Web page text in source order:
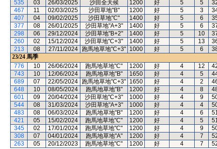
535
03 26/03/2025 沙田全天候 1200 好 5 5
467
11 02/03/2025 沙田草地"B" 1200 好 5 3
407
04 09/02/2025 沙田草地"C" 1400 好 5 6
377
08 26/01/2025 沙田草地"A+3" 1400 好 5 6
298
06 29/12/2024 沙田草地"B+2" 1400 好 5 10
260
02 15/12/2024 沙田草地"C+3" 1400 好 5 13
213
08 27/11/2024 跑馬地草地"C+3" 1000 好 5 6
23/24 馬季
776
10 26/06/2024 跑馬地草地"C" 1200 好 4 12
743
10 12/06/2024 跑馬地草地"B" 1650 好 4 5
689
07 22/05/2024 跑馬地草地"C+3" 1650 好 4 2
648
10 08/05/2024 跑馬地草地"B" 1200 好 4 8
601
09 20/04/2024 沙田草地"C+3" 1000 好 4 9
544
08 31/03/2024 沙田草地"A+3" 1000 好 4 4
483
08 06/03/2024 跑馬地草地"B" 1200 好 4 6
421
05 15/02/2024 跑馬地草地"C" 1200 好 4 5
345
02 17/01/2024 跑馬地草地"C" 1200 好 4 9
308
07 04/01/2024 跑馬地草地"A" 1200 好 4 7
263
05 20/12/2023 跑馬地草地"C" 1200 好 4 7